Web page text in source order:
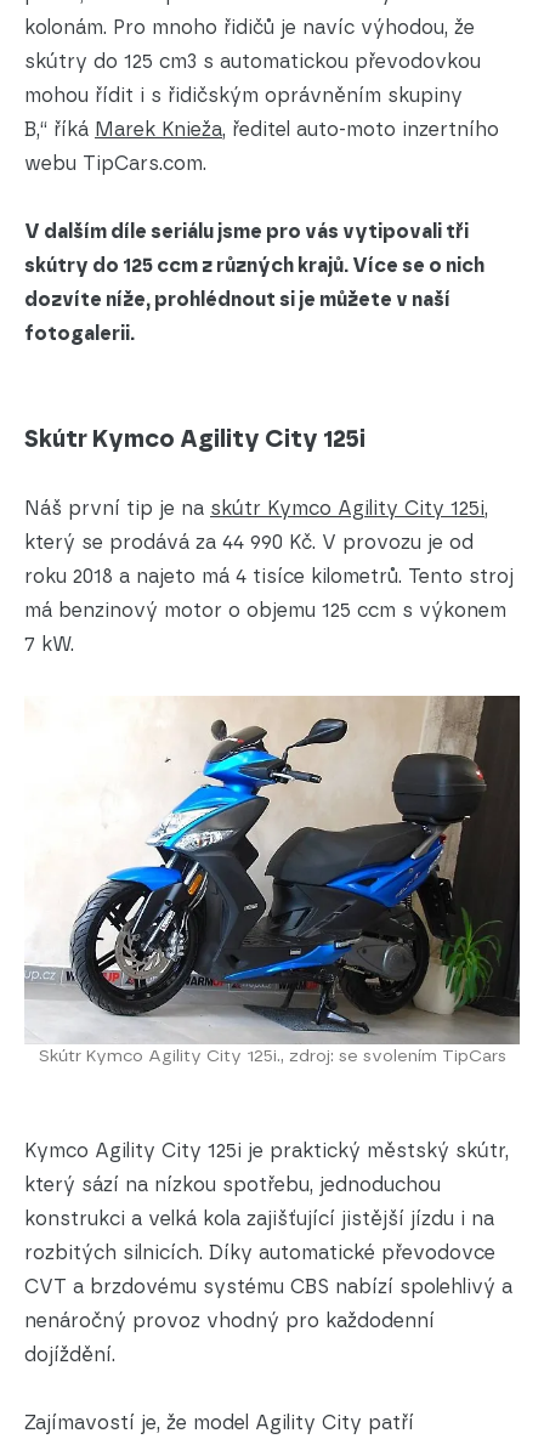
kolonám. Pro mnoho řidičů je navíc výhodou, že
skútry do 125 cm3 s automatickou převodovkou
mohou řídit i s řidičským oprávněním skupiny
B,“ říká Marek Knieža, ředitel auto-moto inzertního
webu TipCars.com.
V dalším díle seriálu jsme pro vás vytipovali tři
skútry do 125 ccm z různých krajů. Více se o nich
dozvíte níže, prohlédnout si je můžete v naší
fotogalerii.
Skútr Kymco Agility City 125i
Náš první tip je na skútr Kymco Agility City 125i,
který se prodává za 44 990 Kč. V provozu je od
roku 2018 a najeto má 4 tisíce kilometrů. Tento stroj
má benzinový motor o objemu 125 ccm s výkonem
7 kW.
Skútr Kymco Agility City 125i., zdroj: se svolením TipCars
Kymco Agility City 125i je praktický městský skútr,
který sází na nízkou spotřebu, jednoduchou
konstrukci a velká kola zajišťující jistější jízdu i na
rozbitých silnicích. Díky automatické převodovce
CVT a brzdovému systému CBS nabízí spolehlivý a
nenáročný provoz vhodný pro každodenní
dojíždění.
Zajímavostí je, že model Agility City patří